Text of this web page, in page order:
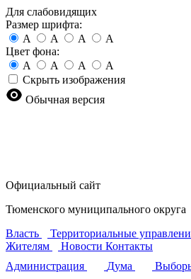
Для слабовидящих
Размер шрифта:
A
A A
A
Цвет фона:
A
A A
A
Скрыть изображения
Обычная версия
Официальный сайт
Тюменского муниципального округа
Власть
Территориальные
Жителям
Новости Контакты
Администрация
Дума